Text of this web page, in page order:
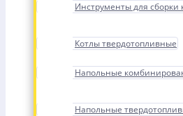
Инструменты для сборки
Котлы твердотопливные
Напольные
Напольные